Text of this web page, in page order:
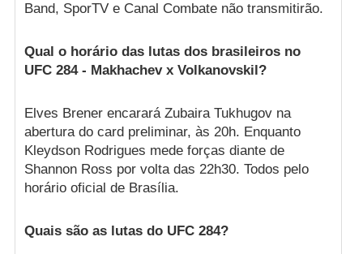
Band, SporTV e Canal Combate não transmitirão.
Qual o horário das lutas dos brasileiros no
UFC 284 - Makhachev x Volkanovskil?
Elves Brener encarará Zubaira Tukhugov na
abertura do card preliminar, às 20h. Enquanto
Kleydson Rodrigues mede forças diante de
Shannon Ross por volta das 22h30. Todos pelo
horário oficial de Brasília.
Quais são as lutas do UFC 284?